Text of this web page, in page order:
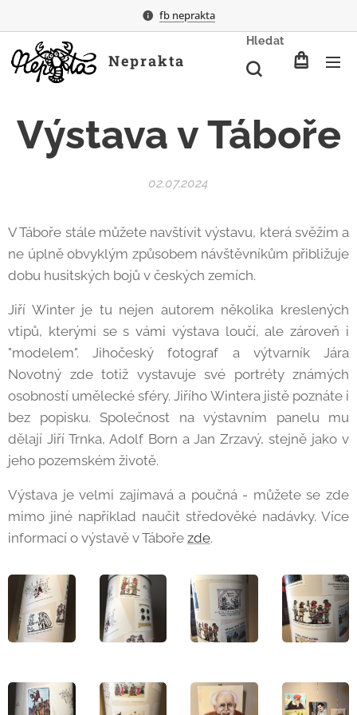
fb neprakta
Neprakta
Hledat
Výstava v Táboře
02.07.2024
V Táboře stále můžete navštívit výstavu, která svěžím a
ne úplně obvyklým způsobem návštěvníkům přibližuje
dobu husitských bojů v českých zemích.
Jiří Winter je tu nejen autorem několika kreslených
vtipů, kterými se s vámi výstava loučí, ale zároveň i
"modelem". Jihočeský fotograf a výtvarník Jára
Novotný zde totiž vystavuje své portréty známých
osobností umělecké sféry. Jiřího Wintera jistě poznáte i
bez popisku. Společnost na výstavním panelu mu
dělají Jiří Trnka, Adolf Born a Jan Zrzavý, stejně jako v
jeho pozemském životě.
Výstava je velmi zajímavá a poučná - můžete se zde
mimo jiné například naučit středověké nadávky. Více
informací o výstavě v Táboře zde.